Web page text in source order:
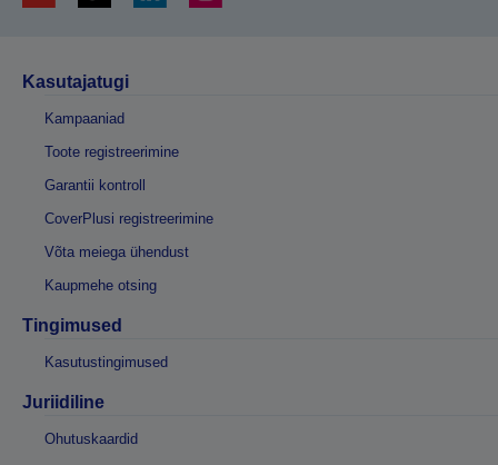
Kasutajatugi
Kampaaniad
Toote registreerimine
Garantii kontroll
CoverPlusi registreerimine
Võta meiega ühendust
Kaupmehe otsing
Tingimused
Kasutustingimused
Juriidiline
Ohutuskaardid